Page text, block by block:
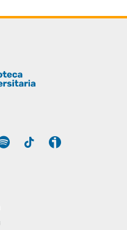
Spotify Tiktok